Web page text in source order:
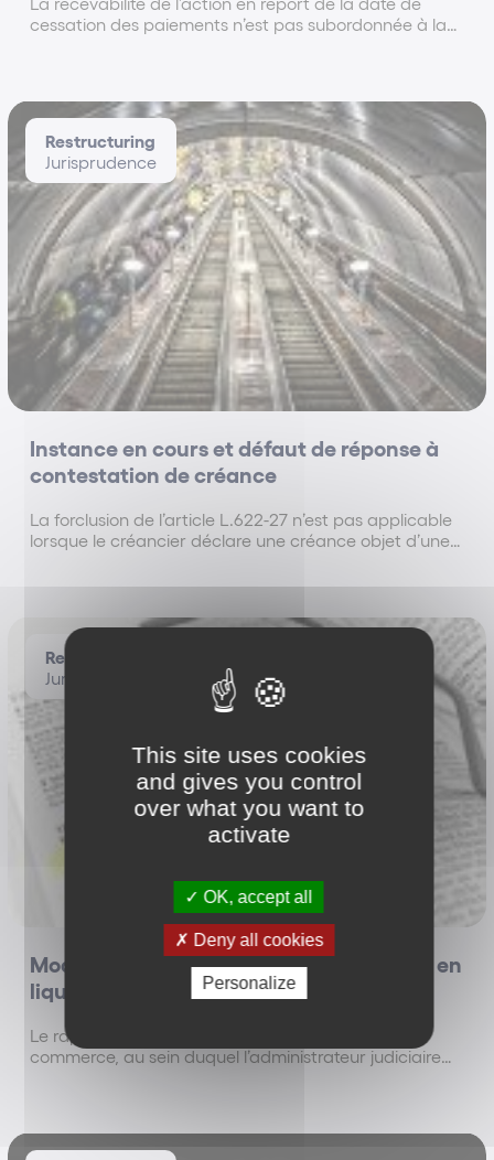
cessation des paiements n’est pas subordonnée à la
Restructuring
Jurisprudence
Instance en cours et défaut de réponse à
contestation de créance
La forclusion de l’article L.622-27 n’est pas applicable
lorsque le créancier déclare une créance objet d’une
Restructuring
Jurisprudence
Modalités procédurales de la conversion en
liquidation judiciaire
Le rapport prévu à l’article R.621-20 du Code de
commerce, au sein duquel l’administrateur judiciaire
This site uses cookies
and gives you control
over what you want to
activate
OK, accept all
Deny all cookies
Personalize